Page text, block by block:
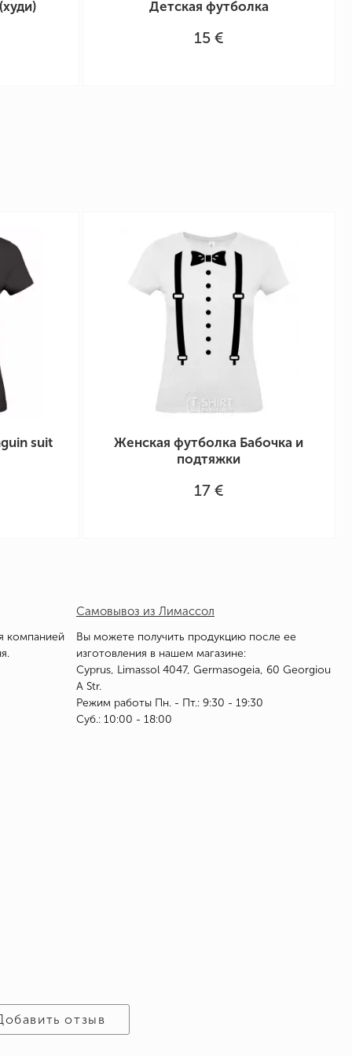
Детская футболка
15 €
suit
Женская футболка Бабочка и
подтяжки
17 €
компанией
Самовывоз из Лимассол
Вы можете получить продукцию после ее
изготовления в нашем магазине:
Cyprus, Limassol 4047, Germasogeia, 60 Georgiou
A Str.
Режим работы Пн. - Пт.: 9:30 - 19:30
Суб.: 10:00 - 18:00
отзыв